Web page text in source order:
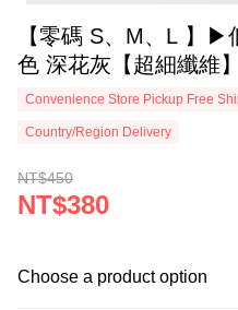
【零碼 S、M、L 】
色 深花灰【超細纖維】
Convenience Store Pickup Free
Country/Region Delivery
NT$450
NT$380
Choose a product option